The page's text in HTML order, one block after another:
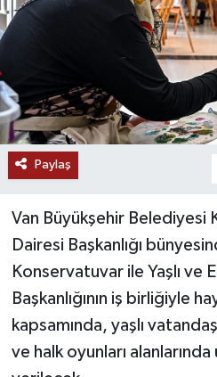
Paylaş
Van Büyükşehir Belediyesi
Dairesi Başkanlığı
Konservatuvar ile Yaşlı ve
Başkanlığının iş birliğiyle
kapsamında, yaşlı
ve halk oyunları